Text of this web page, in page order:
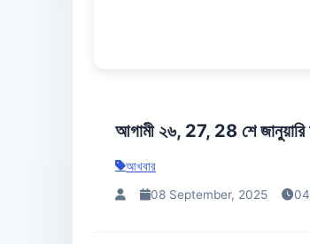
আগামী ২৬, 27, 28 শে জানুয়ারি
আখবার
08 September, 2025